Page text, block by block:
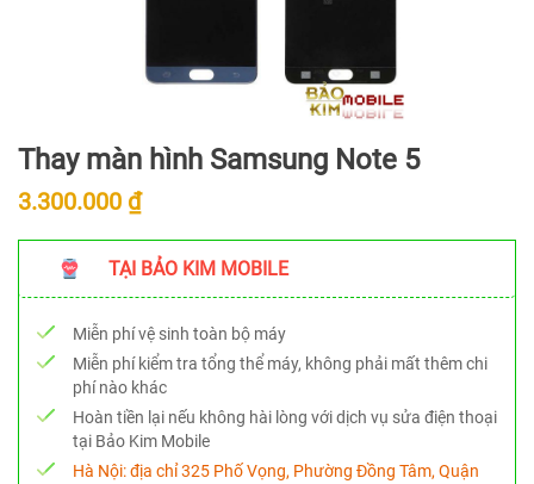
Thay màn hình Samsung Note 5
3.300.000 ₫
TẠI BẢO KIM MOBILE
Miễn phí vệ sinh toàn bộ máy
Miễn phí kiểm tra tổng thể máy, không phải mất thêm chi
phí nào khác
Hoàn tiền lại nếu không hài lòng với dịch vụ sửa điện thoại
tại Bảo Kim Mobile
Hà Nội:địa chỉ 325 Phố Vọng, Phường Đồng Tâm, Quận